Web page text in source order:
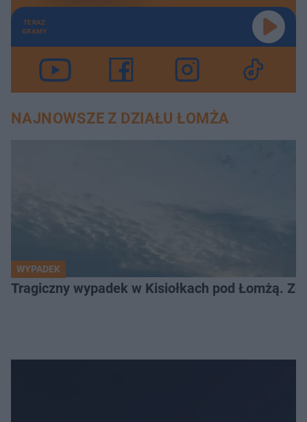
TERAZ
GRAMY
NAJNOWSZE Z DZIAŁU ŁOMŻA
WYPADEK
Tragiczny wypadek w Kisiołkach pod Łomżą.